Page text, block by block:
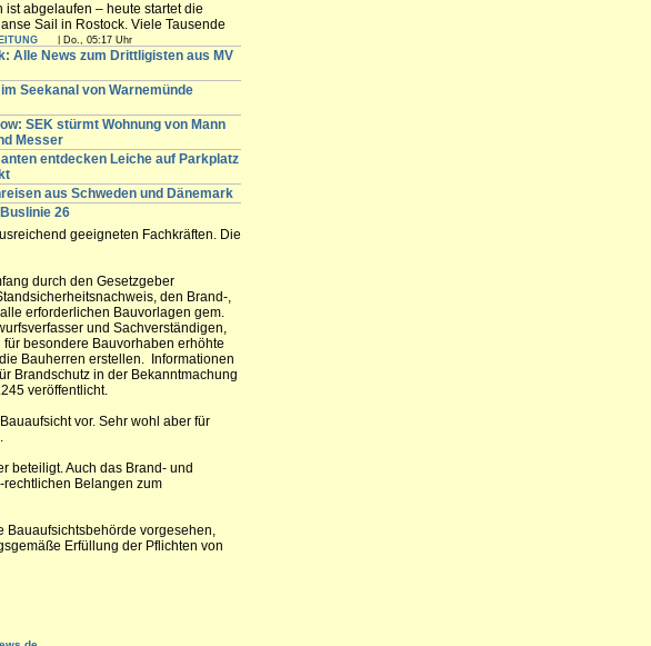
ist abgelaufen – heute startet die
Sail in Rostock. Viele Tausende
in den nächsten Tagen erwartet und
maritimen Angebote in der
| Do., 05:17 Uhr
Alle News zum Drittligisten aus MV
Seekanal von Warnemünde
SEK stürmt Wohnung von Mann
Messer
entdecken Leiche auf Parkplatz
aus Schweden und Dänemark
26
geeigneten Fachkräften. Die
durch den Gesetzgeber
den Brand-,
erforderlichen Bauvorlagen gem.
und Sachverständigen,
besondere Bauvorhaben erhöhte
Bauherren erstellen. Informationen
Brandschutz in der Bekanntmachung
veröffentlicht.
vor. Sehr wohl aber für
beteiligt. Auch das Brand- und
Belangen zum
Bauaufsichtsbehörde vorgesehen,
Erfüllung der Pflichten von